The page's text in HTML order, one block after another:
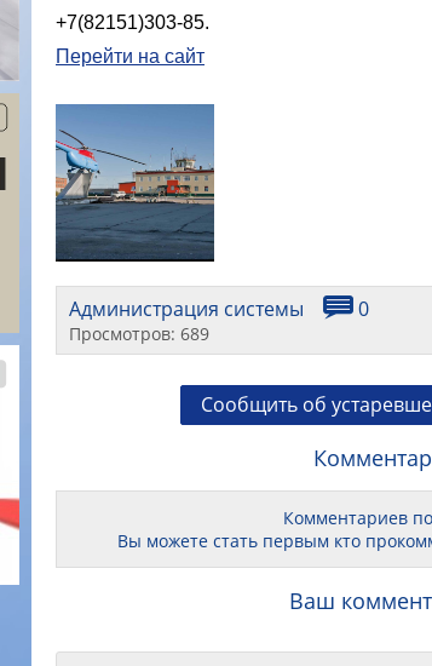
+7(82151)303-85.
Перейти на сайт
Администрация системы 0
Просмотров: 689
Сообщить об
Комментариев
Вы можете стать первым кто
Ваш